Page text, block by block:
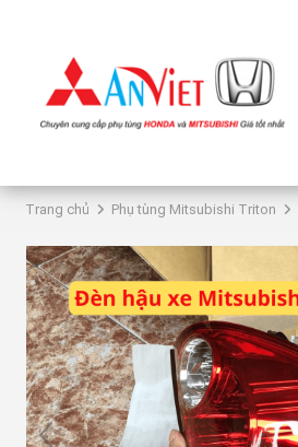
Trang chủ Phụ tùng Mitsubishi Triton